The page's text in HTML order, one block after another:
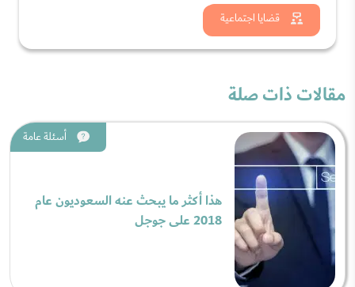
قضايا اجتماعية
شاهد الان
مقالات ذات صلة
أسئلة عامة
هذا أكثر ما يبحث عنه السعوديون عام
2018 على جوجل